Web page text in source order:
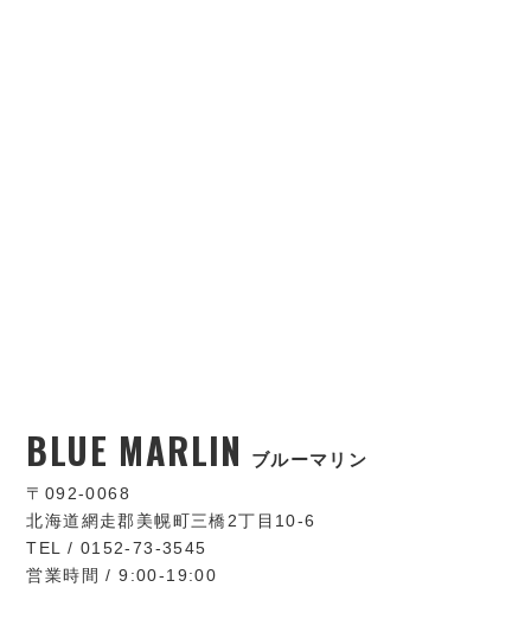
BLUE MARLIN ブルーマリン
〒092-0068
北海道網走郡美幌町三橋2丁目10-6
TEL / 0152-73-3545
営業時間 / 9:00-19:00